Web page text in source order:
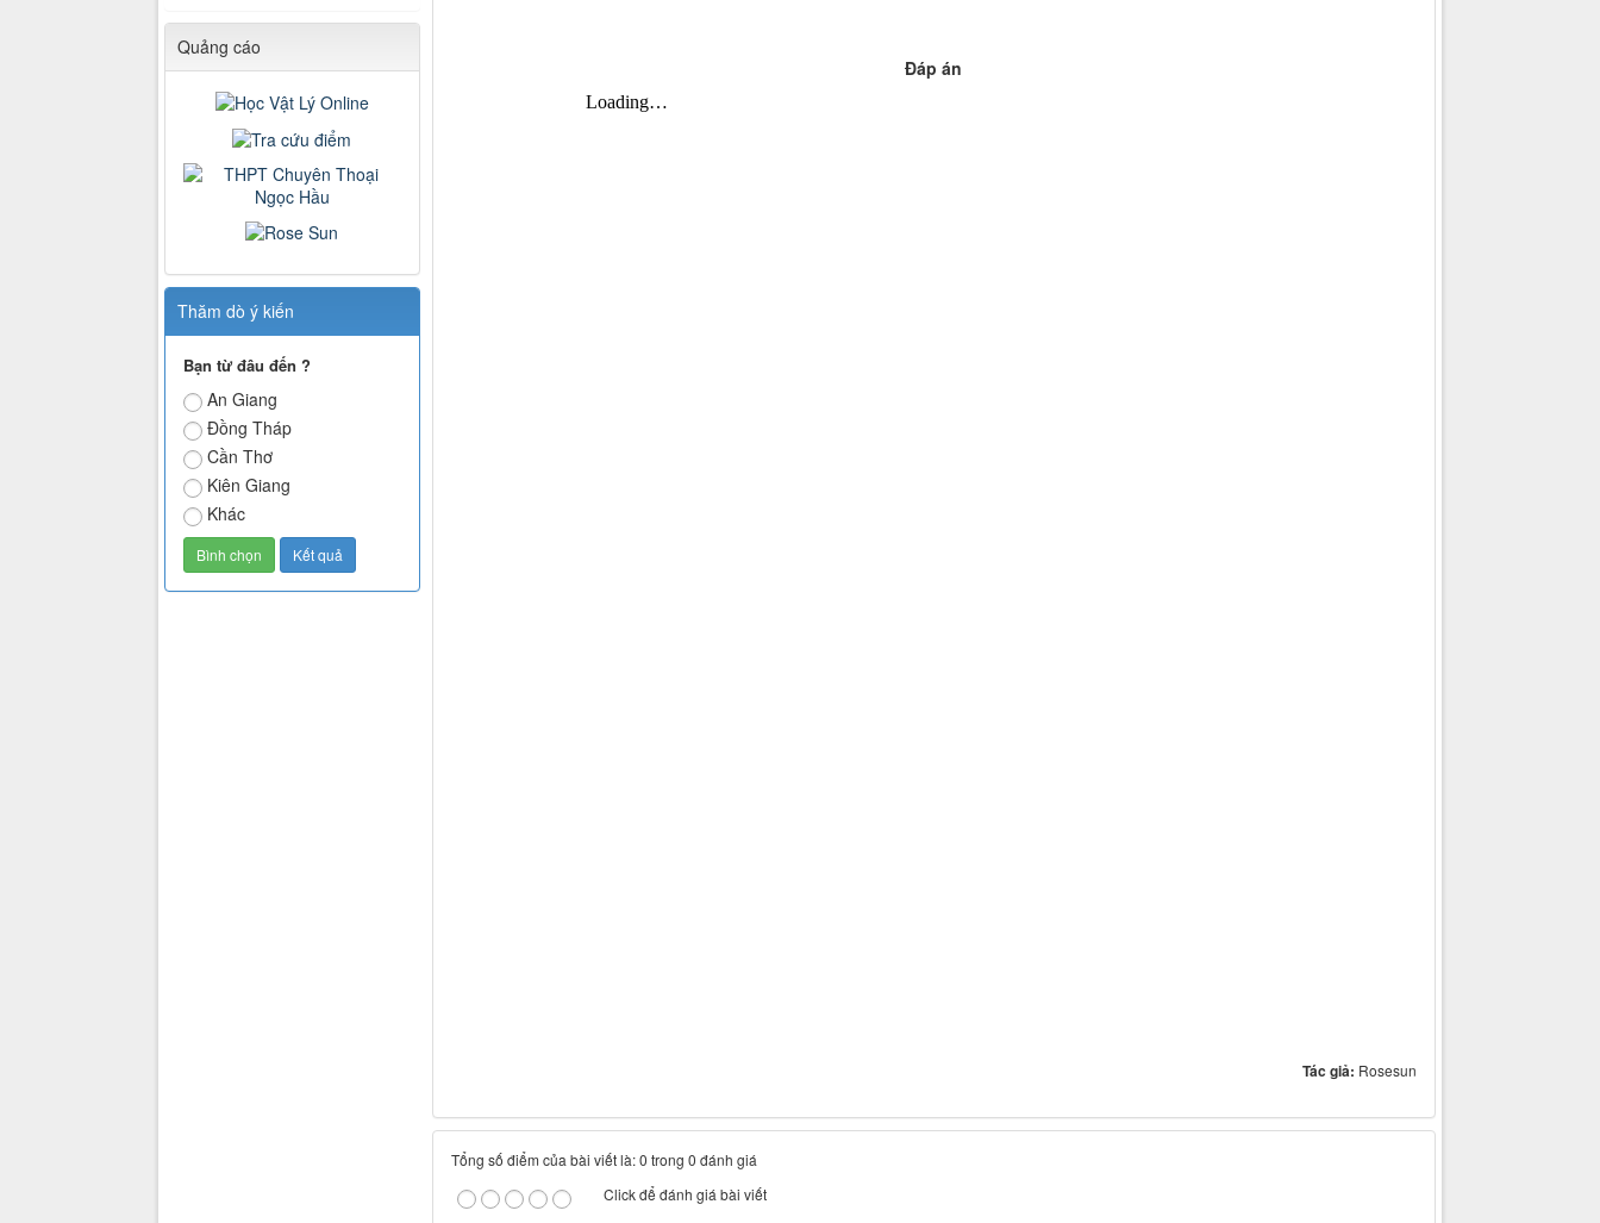
Đáp án
Tác giả: Rosesun
Tổng số điểm của bài viết là: 0 trong 0 đánh giá
Click để đánh giá bài viết
Quảng cáo
Thăm dò ý kiến
Bạn từ đâu đến ?
An Giang
Đồng Tháp
Cần Thơ
Kiên Giang
Khác